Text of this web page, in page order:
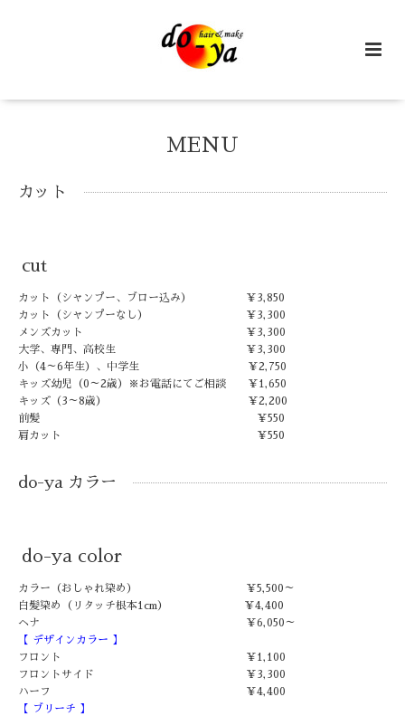
MENU
カット
cut
カット（シャンプー、ブロー込み） ￥3,850
カット（シャンプーなし） ￥3,300
メンズカット ￥3,300
大学、専門、高校生 ￥3,300
小（4～6年生）、中学生 ￥2,750
キッズ幼児（0～2歳）※お電話にてご相談 ￥1,650
キッズ（3～8歳） ￥2,200
前髪 ￥550
肩カット ￥550
do-ya カラー
do-ya color
カラー（おしゃれ染め） ￥5,500～
白髪染め（リタッチ根本1cm） ￥4,400
ヘナ ￥6,050～
【 デザインカラー 】
フロント ￥1,100
フロントサイド ￥3,300
ハーフ ￥4,400
【 ブリーチ 】